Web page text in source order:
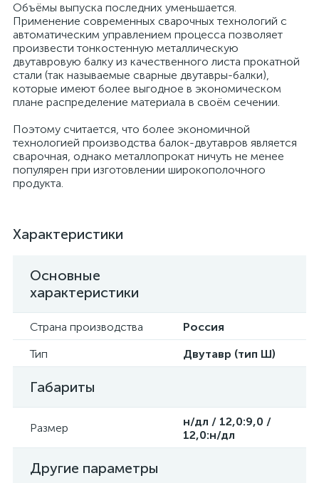
Объёмы выпуска последних уменьшается.
Применение современных сварочных технологий с
автоматическим управлением процесса позволяет
произвести тонкостенную металлическую
двутавровую балку из качественного листа прокатной
стали (так называемые сварные двутавры-балки),
которые имеют более выгодное в экономическом
плане распределение материала в своём сечении.
Поэтому считается, что более экономичной
технологией производства балок-двутавров является
сварочная, однако металлопрокат ничуть не менее
популярен при изготовлении широкополочного
продукта.
Характеристики
Основные
характеристики
Страна производства
Россия
Тип
Двутавр (тип Ш)
Габариты
Размер
н/дл / 12,0:9,0 /
12,0:н/дл
Другие параметры